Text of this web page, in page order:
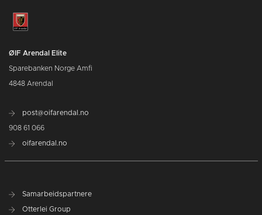
ØIF Arendal Elite
Sparebanken Norge Amfi
4848 Arendal
post@oifarendal.no
908 61 066
oifarendal.no
Samarbeidspartnere
Otterlei Group